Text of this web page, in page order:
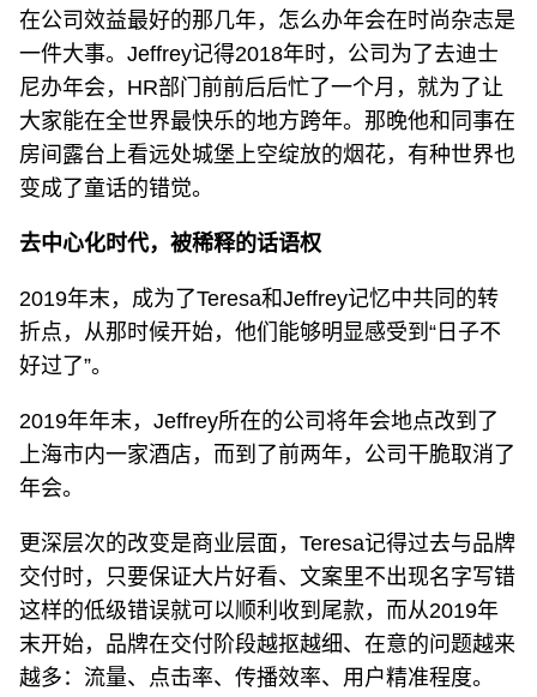
在公司效益最好的那几年，怎么办年会在时尚杂志是
一件大事。Jeffrey记得2018年时，公司为了去迪士
尼办年会，HR部门前前后后忙了一个月，就为了让
大家能在全世界最快乐的地方跨年。那晚他和同事在
房间露台上看远处城堡上空绽放的烟花，有种世界也
变成了童话的错觉。
去中心化时代，被稀释的话语权
2019年末，成为了Teresa和Jeffrey记忆中共同的转
折点，从那时候开始，他们能够明显感受到“日子不
好过了”。
2019年年末，Jeffrey所在的公司将年会地点改到了
上海市内一家酒店，而到了前两年，公司干脆取消了
年会。
更深层次的改变是商业层面，Teresa记得过去与品牌
交付时，只要保证大片好看、文案里不出现名字写错
这样的低级错误就可以顺利收到尾款，而从2019年
末开始，品牌在交付阶段越抠越细、在意的问题越来
越多：流量、点击率、传播效率、用户精准程度。